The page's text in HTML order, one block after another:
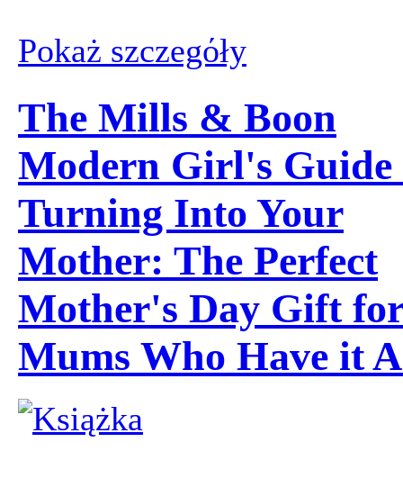
Pokaż szczegόły
The Mills & Boon
Modern Girl's Guide
Turning Into Your
Mother: The Perfect
Mother's Day Gift
Mums Who Have it